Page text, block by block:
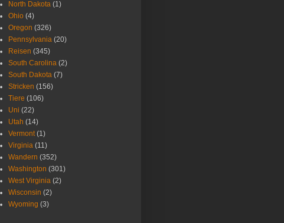
North Dakota (1)
Ohio (4)
Oregon (326)
Pennsylvania (20)
Reisen (345)
South Carolina (2)
South Dakota (7)
Stricken (156)
Tiere (106)
Uni (22)
Utah (14)
Vermont (1)
Virginia (11)
Wandern (352)
Washington (301)
West Virginia (2)
Wisconsin (2)
Wyoming (3)